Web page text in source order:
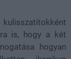
is, hogy a két
hogyan